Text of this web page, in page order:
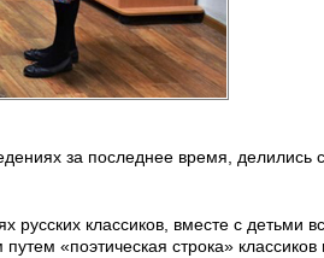
за последнее время, делились
русских классиков, вместе с детьми
«поэтическая строка»